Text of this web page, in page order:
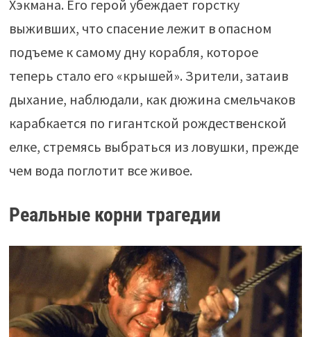
Хэкмана. Его герой убеждает горстку
выживших, что спасение лежит в опасном
подъеме к самому дну корабля, которое
теперь стало его «крышей». Зрители, затаив
дыхание, наблюдали, как дюжина смельчаков
карабкается по гигантской рождественской
елке, стремясь выбраться из ловушки, прежде
чем вода поглотит все живое.
Реальные корни трагедии